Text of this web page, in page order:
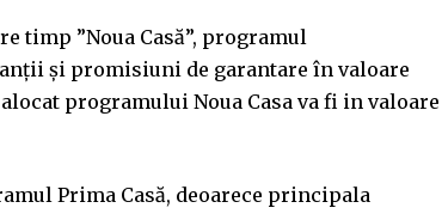
timp ”Noua Casă”, programul
şi promisiuni de garantare în valoare
programului Noua Casa va fi in valoare
Prima Casă, deoarece principala